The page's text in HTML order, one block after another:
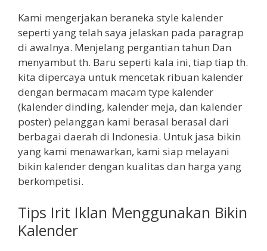
Kami mengerjakan beraneka style kalender
seperti yang telah saya jelaskan pada paragrap
di awalnya. Menjelang pergantian tahun Dan
menyambut th. Baru seperti kala ini, tiap tiap th.
kita dipercaya untuk mencetak ribuan kalender
dengan bermacam macam type kalender
(kalender dinding, kalender meja, dan kalender
poster) pelanggan kami berasal berasal dari
berbagai daerah di Indonesia. Untuk jasa bikin
yang kami menawarkan, kami siap melayani
bikin kalender dengan kualitas dan harga yang
berkompetisi.
Tips Irit Iklan Menggunakan Bikin
Kalender